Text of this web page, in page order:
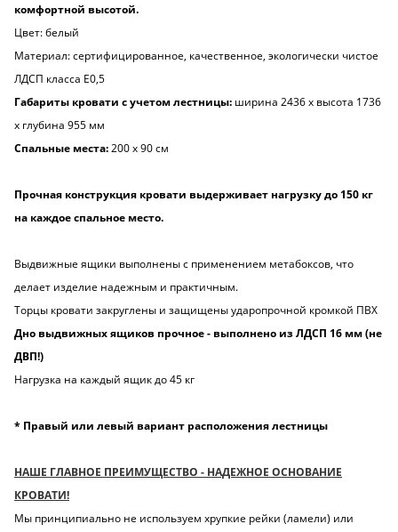
комфортной высотой.
Цвет: белый
Материал: сертифицированное, качественное, экологически чистое
ЛДСП класса Е0,5
Габариты кровати с учетом лестницы: ширина 2436 х высота 1736
х глубина 955 мм
Спальные места:200 х 90 см
Прочная конструкция кровати выдерживает нагрузку до 150 кг
на каждое спальное место.
Выдвижные ящики выполнены с применением метабоксов, что
делает изделие надежным и практичным.
Торцы кровати закруглены и защищены ударопрочной кромкой ПВХ
Дно выдвижных ящиков прочное - выполнено из ЛДСП 16 мм (не
ДВП!)
Нагрузка на каждый ящик до 45 кг
* Правый или левый вариант расположения лестницы
НАШЕ ГЛАВНОЕ ПРЕИМУЩЕСТВО - НАДЕЖНОЕ ОСНОВАНИЕ
КРОВАТИ!
Мы принципиально не используем хрупкие рейки (ламели) или